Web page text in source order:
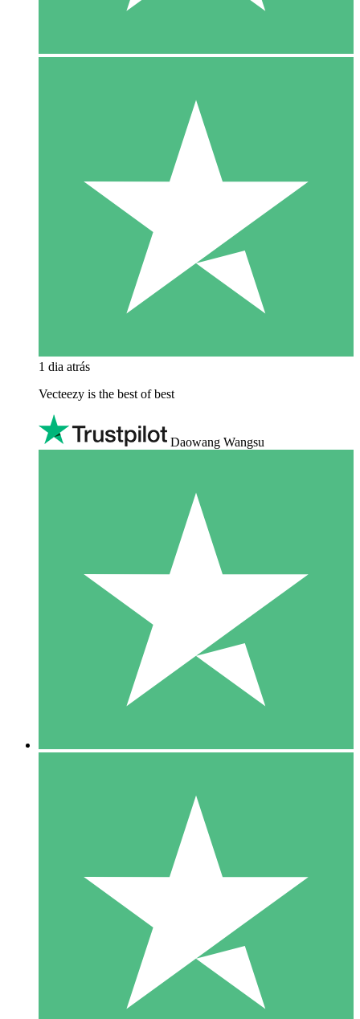
1 dia atrás
Vecteezy is the best of best
Daowang Wangsu